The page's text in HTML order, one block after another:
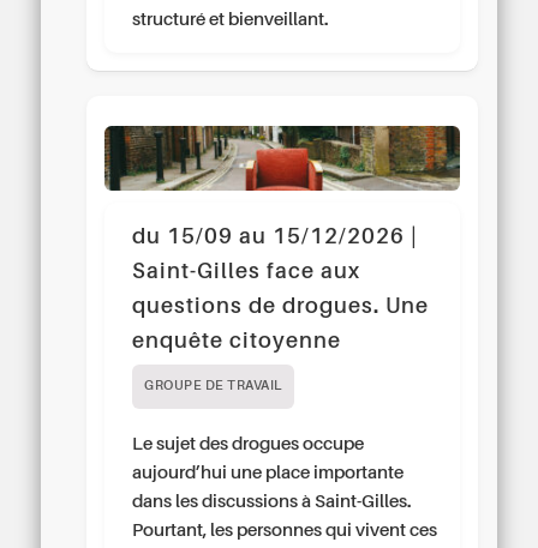
structuré et bienveillant.
du 15/09 au 15/12/2026 |
Saint-Gilles face aux
questions de drogues. Une
enquête citoyenne
GROUPE DE TRAVAIL
Le sujet des drogues occupe
aujourd’hui une place importante
dans les discussions à Saint-Gilles.
Pourtant, les personnes qui vivent ces